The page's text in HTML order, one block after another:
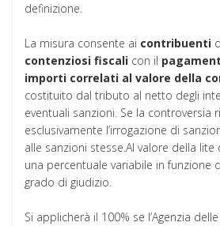
definizione.
La misura consente ai contribuenti
contenziosi fiscali con il
importi correlati al valore della
costituito dal tributo al netto degli
eventuali sanzioni. Se la controversia
esclusivamente l’irrogazione di
alle sanzioni stesse.Al valore della
una percentuale variabile in funzione
grado di giudizio.
Si applicherà il 100% se l’Agenzia